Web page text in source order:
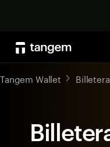
Tangem Wallet